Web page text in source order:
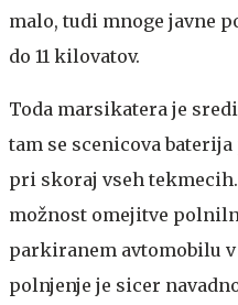
malo, tudi mnoge javne
do 11 kilovatov.
Toda marsikatera je
tam se scenicova
pri skoraj vseh
možnost omejitve
parkiranem avtomobilu v
polnjenje je sicer